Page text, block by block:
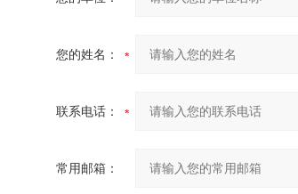
您的姓名：
联系电话：
常用邮箱：